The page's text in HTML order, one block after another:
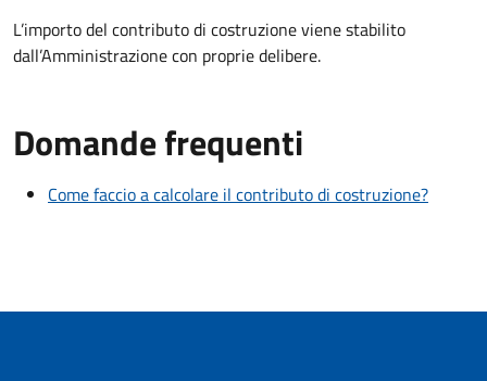
L’importo del contributo di costruzione viene stabilito
dall’Amministrazione con proprie delibere.
Domande frequenti
Come faccio a calcolare il contributo di costruzione?